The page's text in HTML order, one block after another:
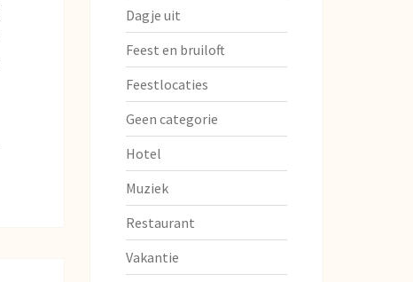
Dagje uit
Feest en bruiloft
Feestlocaties
Geen categorie
Hotel
Muziek
Restaurant
Vakantie